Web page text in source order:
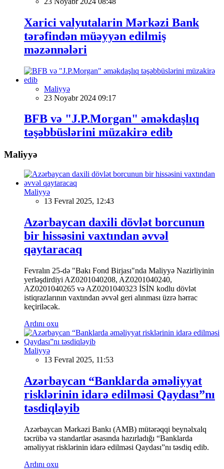
Xarici valyutalarin Mərkəzi Bank
tərəfindən müəyyən edilmiş
məzənnələri
Maliyyə
23 Noyabr 2024 09:17
BFB və "J.P.Morgan" əməkdaşlıq
təşəbbüslərini müzakirə edib
Maliyyə
Maliyyə
13 Fevral 2025, 12:43
Azərbaycan daxili dövlət borcunun
bir hissəsini vaxtından əvvəl
qaytaracaq
Fevralın 25-də "Bakı Fond Birjası"nda Maliyyə Nazirliyinin
yerləşdirdiyi AZ0201040208, AZ0201040240,
AZ0201040265 və AZ0201040323 İSİN kodlu dövlət
istiqrazlarının vaxtından əvvəl geri alınması üzrə hərrac
keçiriləcək.
Ardını oxu
Maliyyə
13 Fevral 2025, 11:53
Azərbaycan “Banklarda əməliyyat
risklərinin idarə edilməsi Qaydası”nı
təsdiqləyib
Azərbaycan Mərkəzi Bankı (AMB) mütərəqqi beynəlxalq
təcrübə və standartlar əsasında hazırladığı “Banklarda
əməliyyat risklərinin idarə edilməsi Qaydası”nı təsdiq edib.
Ardını oxu